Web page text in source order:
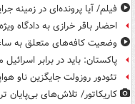
فیلم/ آیا پرونده‌ای در
احضار باقر خرازی به دادگاه
وضعیت کافه‌های متعلق به
پاکستان: باید در برابر
تئودور روزولت جایگزین ناو
کاریکاتور/ تلاش‌های بی‌پایان